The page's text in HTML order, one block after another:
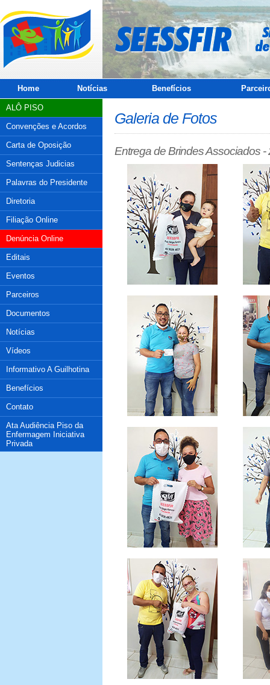
Home Notícias Benefícios
ALÔ PISO
Convenções e Acordos
Carta de Oposição
Sentenças Judicias
Palavras do Presidente
Diretoria
Filiação Online
Denúncia Online
Editais
Eventos
Parceiros
Documentos
Notícias
Vídeos
Informativo A Guilhotina
Benefícios
Contato
Ata Audiência Piso da
Enfermagem Iniciativa
Privada
Galeria de Fotos
Entrega de Brindes Associados -